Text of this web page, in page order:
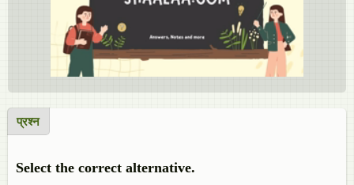
प्रश्न
Select the correct alternative.